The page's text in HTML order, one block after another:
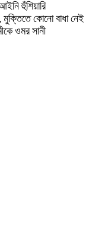
হুঁশিয়ারি
মুক্তিতে কোনো বাধা নেই
ওমর সানী